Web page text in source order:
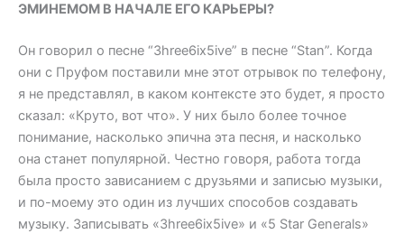
ЭМИНЕМОМ В НАЧАЛЕ ЕГО КАРЬЕРЫ?
Он говорил о песне “3hree6ix5ive” в песне “Stan”. Когда
они с Пруфом поставили мне этот отрывок по телефону,
я не представлял, в каком контексте это будет, я просто
сказал: «Круто, вот что». У них было более точное
понимание, насколько эпична эта песня, и насколько
она станет популярной. Честно говоря, работа тогда
была просто зависанием с друзьями и записью музыки,
и по-моему это один из лучших способов создавать
музыку. Записывать «3hree6ix5ive» и «5 Star Generals»